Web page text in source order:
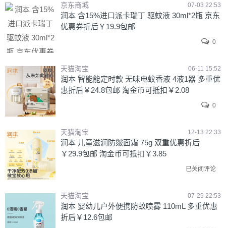
京东商城 07-03 22:53
润本 含15%进口派卡瑞丁 驱蚊液 30ml*2瓶 京东
优惠券折后￥19.9包邮
0
天猫淘宝 06-11 15:52
润本 智能能定时款 无味电蚊香液 4液1器 多重优
惠折后￥24.8包邮 淘金币可抵扣￥2.08
0
天猫淘宝 12-13 22:33
润本 儿童滋润防皴面霜 75g 双重优惠折后
￥29.9包邮 淘金币可抵扣￥3.85
已关闭评论
天猫淘宝 07-29 22:53
润本 婴幼儿户外便携防蚊喷雾 110mL 多重优惠
折后￥12.6包邮